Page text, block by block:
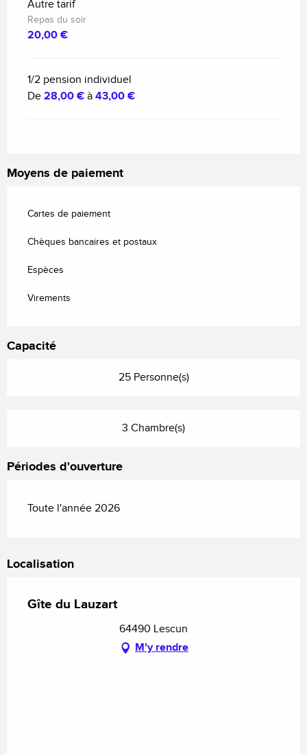
Autre tarif
Repas du soir
20,00 €
1/2 pension individuel
De 28,00 € à 43,00 €
Moyens de paiement
Cartes de paiement
Chèques bancaires et postaux
Espèces
Virements
Capacité
25 Personne(s)
3 Chambre(s)
Périodes d'ouverture
Toute l'année 2026
Localisation
Gîte du Lauzart
64490 Lescun
M'y rendre